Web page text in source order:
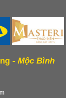
- Mộc Bình